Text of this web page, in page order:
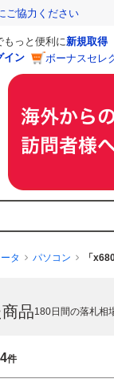
ご協力ください
もっと便利に新規取得
イン
ボーナスセレ
タ パソコン 「
品180日間の落札相
件